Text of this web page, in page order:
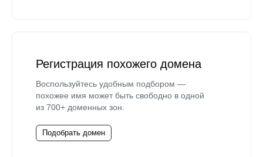
Регистрация похожего домена
Воспользуйтесь удобным подбором —
похожее имя может быть свободно в одной
из 700+ доменных зон.
Подобрать домен